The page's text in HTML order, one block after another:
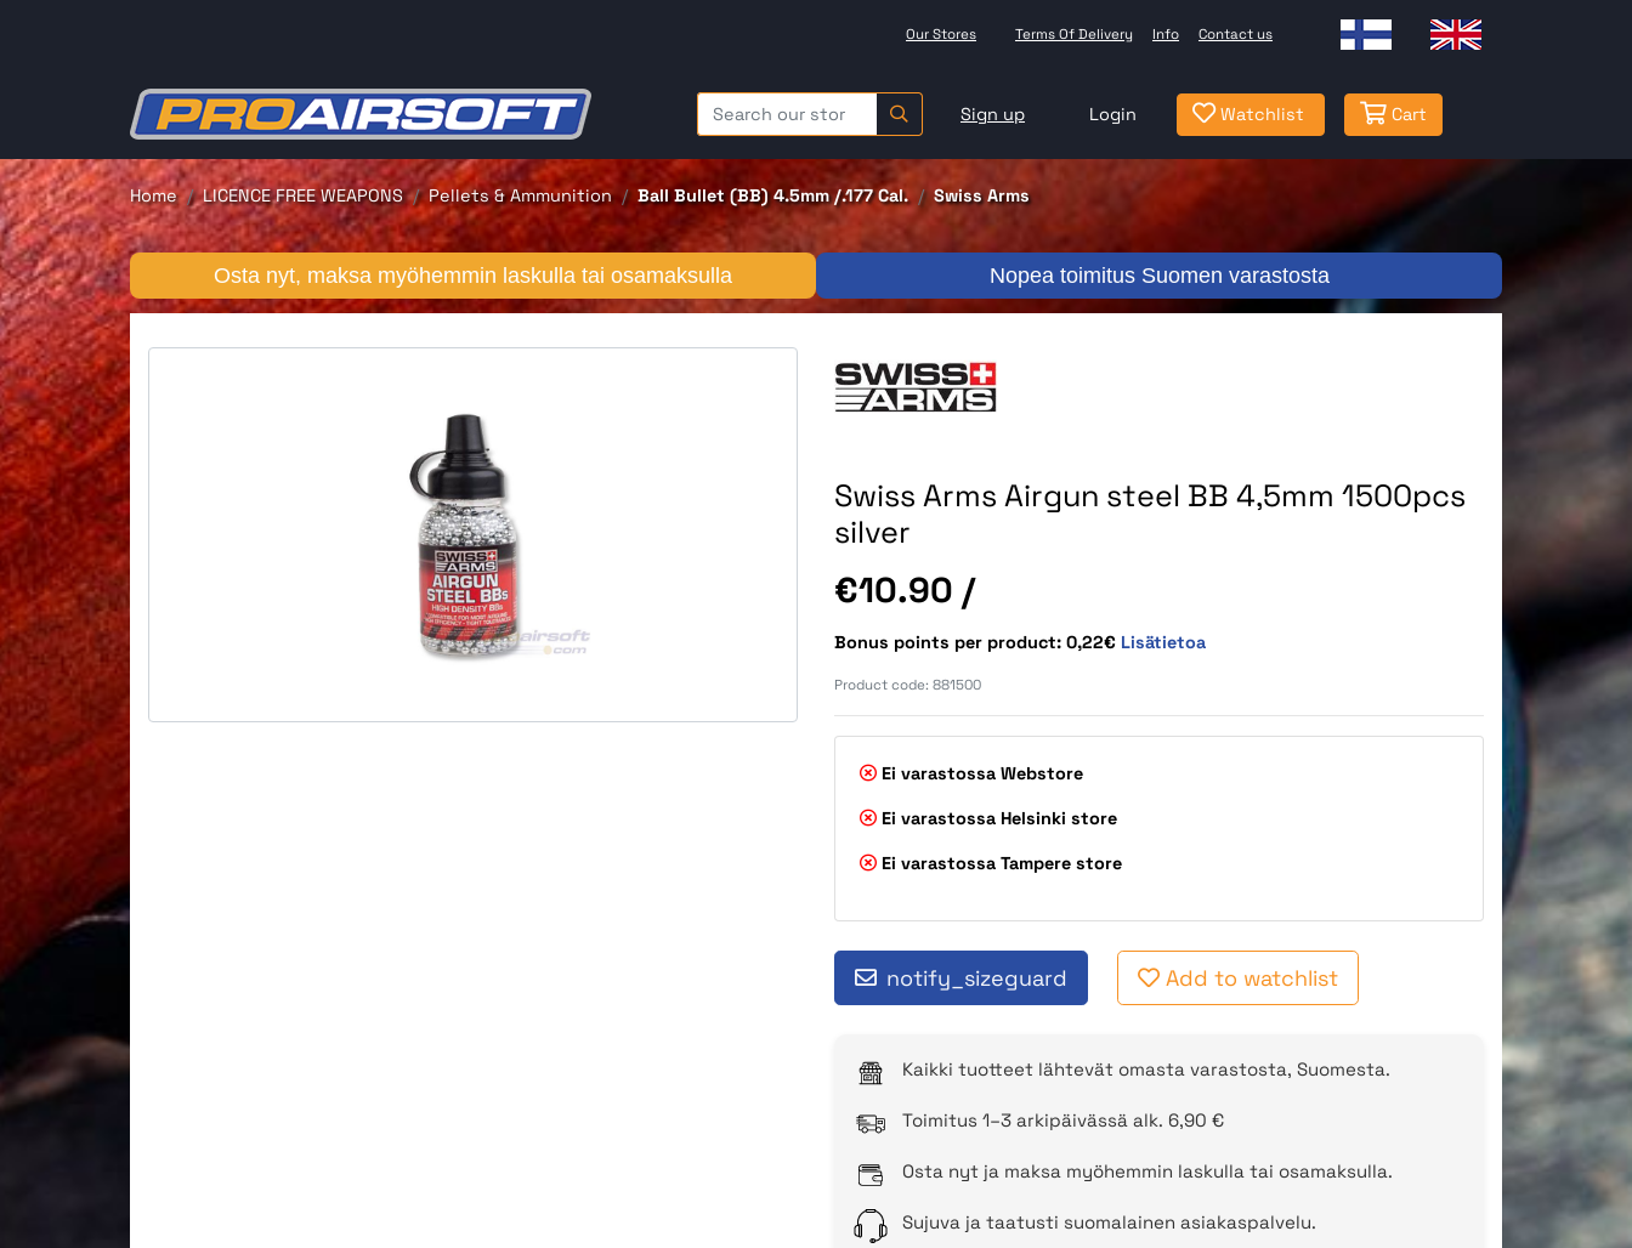
Our Stores Terms Of Delivery Info Contact us
Sign up Login Watchlist Cart
Home LICENCE FREE WEAPONS Pellets & Ammunition Ball Bullet (BB) 4.5mm /.177 Cal. Swiss Arms
Osta nyt, maksa myöhemmin laskulla tai osamaksulla Nopea toimitus Suomen varastosta
Swiss Arms Airgun steel BB 4,5mm 1500pcs
silver
Price
€10.90 /
Bonus points per product: 0,22€ Lisätietoa
Product code: 881500
Ei varastossa Webstore
Ei varastossa Helsinki store
Ei varastossa Tampere store
notify_sizeguard Add to watchlist
Kaikki tuotteet lähtevät omasta varastosta, Suomesta.
Toimitus 1–3 arkipäivässä alk. 6,90 €
Osta nyt ja maksa myöhemmin laskulla tai osamaksulla.
Sujuva ja taatusti suomalainen asiakaspalvelu.